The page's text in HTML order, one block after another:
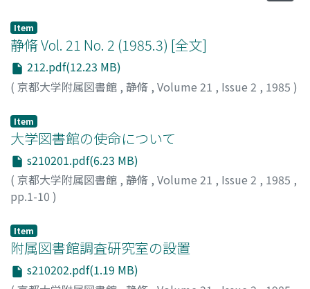
Item
静脩 Vol. 21 No. 2 (1985.3) [全文]
212.pdf(12.23 MB)
( 京都大学附属図書館 , 静脩 , Volume 21 , Issue 2 , 1985 )
Item
大学図書館の使命について
s210201.pdf(6.23 MB)
( 京都大学附属図書館 , 静脩 , Volume 21 , Issue 2 , 1985 ,
pp.1-10 )
Item
附属図書館調査研究室の設置
s210202.pdf(1.19 MB)